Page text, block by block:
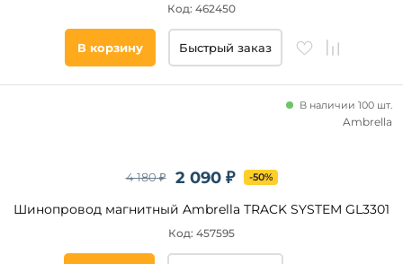
Код: 462450
В корзину Быстрый заказ
2 090 ₽
4 180 ₽ -50%
Шинопровод магнитный Ambrella TRACK SYSTEM GL3301
В наличии 100 шт.
Код: 457595
Ambrella